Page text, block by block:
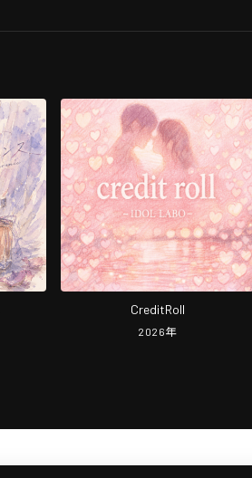
CreditRoll
2026年